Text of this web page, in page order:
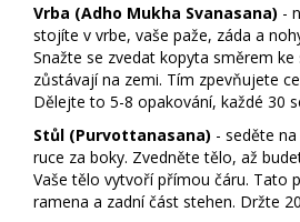
Vrba (Adho Mukha Svanasana) -
stojíte v vrbe, vaše paže, záda a
Snažte se zvedat kopyta směrem
zůstávají na zemi. Tím zpevňujete
Dělejte to 5-8 opakování, každé 30
Stůl (Purvottanasana) - seděte
ruce za boky. Zvedněte tělo, až
Vaše tělo vytvoří přímou čáru. Tato
ramena a zadní část stehen. Držte